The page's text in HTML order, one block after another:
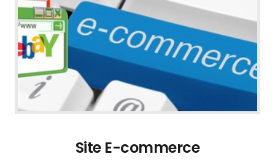
Site E-commerce